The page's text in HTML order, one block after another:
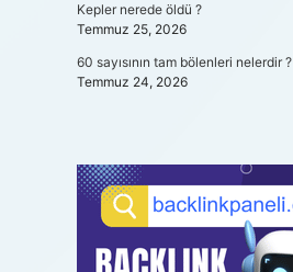
Kepler nerede öldü ?
Temmuz 25, 2026
60 sayısının tam bölenleri nelerdir ?
Temmuz 24, 2026